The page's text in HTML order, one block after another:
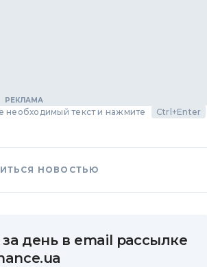
необходимый текст и нажмите Ctrl+Enter
НОВОСТЬЮ
день в email рассылке